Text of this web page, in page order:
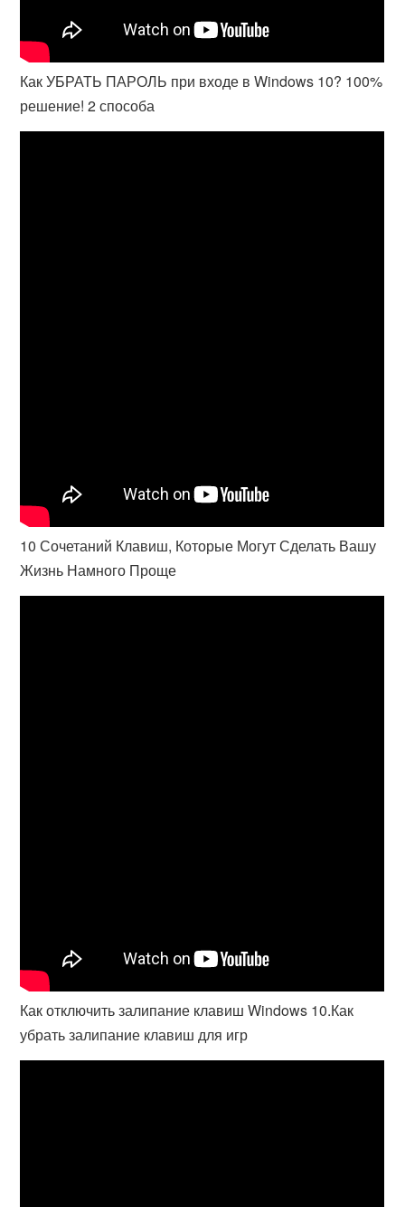
Как УБРАТЬ ПАРОЛЬ при входе в Windows 10? 100%
решение! 2 способа
10 Сочетаний Клавиш, Которые Могут Сделать Вашу
Жизнь Намного Проще
Как отключить залипание клавиш Windows 10.Как
убрать залипание клавиш для игр